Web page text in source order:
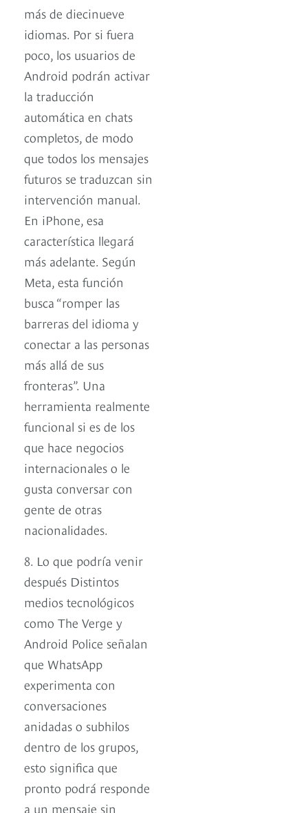
más de diecinueve
idiomas. Por si fuera
poco, los usuarios de
Android podrán activar
la traducción
automática en chats
completos, de modo
que todos los mensajes
futuros se traduzcan sin
intervención manual.
En iPhone, esa
característica llegará
más adelante. Según
Meta, esta función
busca “romper las
barreras del idioma y
conectar a las personas
más allá de sus
fronteras”. Una
herramienta realmente
funcional si es de los
que hace negocios
internacionales o le
gusta conversar con
gente de otras
nacionalidades.
8. Lo que podría venir
después Distintos
medios tecnológicos
como The Verge y
Android Police señalan
que WhatsApp
experimenta con
conversaciones
anidadas o subhilos
dentro de los grupos,
esto significa que
pronto podrá responde
a un mensaje sin